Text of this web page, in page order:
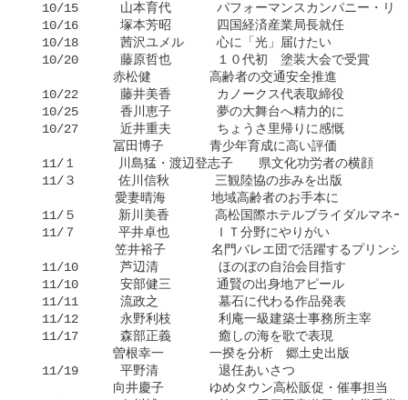
10/15    　山本育代　　　 パフォーマンスカンパニー・リ
  10/16    　塚本芳昭　　　 四国経済産業局長就任
  10/18    　茜沢ユメル　　 心に「光」届けたい
  10/20    　藤原哲也　　　 １０代初　塗装大会で受賞
   　　　　　赤松健　 　　　高齢者の交通安全推進
  10/22    　藤井美香　 　　カノークス代表取締役
  10/25    　香川恵子 　　　夢の大舞台へ精力的に
  10/27    　近井重夫　　　 ちょうさ里帰りに感慨
   　　　　　冨田博子　 　　青少年育成に高い評価
  11/１　    川島猛・渡辺登志子　　県文化功労者の横顔
  11/３    　佐川信秋　　　 三観陸協の歩みを出版
     　　　　愛妻晴海 　　　地域高齢者のお手本に
11/５　    新川美香　 　　高松国際ホテルブライダルマネ
  11/７　    平井卓也　 　　ＩＴ分野にやりがい
　　　　笠井裕子 　　　名門バレエ団で活躍するプリンシ
  11/10    　芦辺清　   　　ほのぼの自治会目指す
  11/10    　安部健三　 　　通賢の出身地アピール
  11/11    　流政之　　 　  墓石に代わる作品発表
  11/12    　永野利枝　 　  利庵一級建築士事務所主宰
  11/17    　森部正義　  　 癒しの海を歌で表現
   　　　　　曽根幸一　　　 一揆を分析　郷土史出版
  11/19    　平野清　　  　 退任あいさつ
   　　　　　向井慶子　　　 ゆめタウン高松販促・催事担当